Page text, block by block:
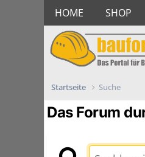
HOME SHOP
Startseite Suche
Das Forum